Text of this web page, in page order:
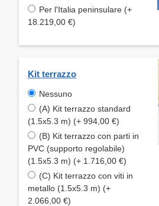
Per l'Italia peninsulare (+
18.219,00 €)
Kit terrazzo
Nessuno
(A) Kit terrazzo standard
(1.5x5.3 m) (+ 994,00 €)
(B) Kit terrazzo con parti in
PVC (supporto regolabile)
(1.5x5.3 m) (+ 1.716,00 €)
(C) Kit terrazzo con viti in
metallo (1.5x5.3 m) (+
2.066,00 €)